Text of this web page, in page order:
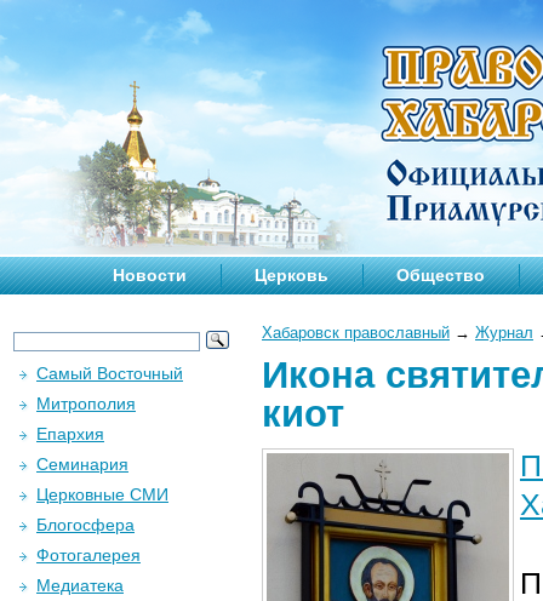
Новости Церковь Общество
Хабаровск православный → Журнал
Икона
киот
Самый Восточный
Митрополия
Епархия
Семинария
Церковные СМИ
Блогосфера
Фотогалерея
Медиатека